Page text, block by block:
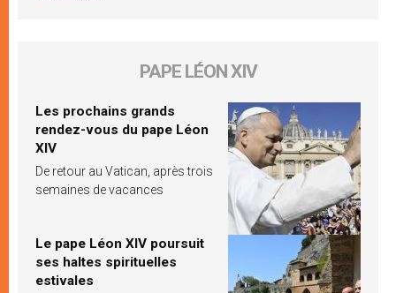
PAPE LÉON XIV
Les prochains grands
rendez-vous du pape Léon
XIV
De retour au Vatican, après trois
semaines de vacances
Le pape Léon XIV poursuit
ses haltes spirituelles
estivales